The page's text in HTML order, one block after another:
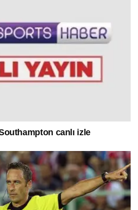
canlı izle